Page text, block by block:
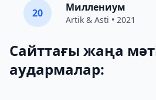
20 Миллениум
Artik & Asti • 2021
Сайттағы жаңа
аудармалар: